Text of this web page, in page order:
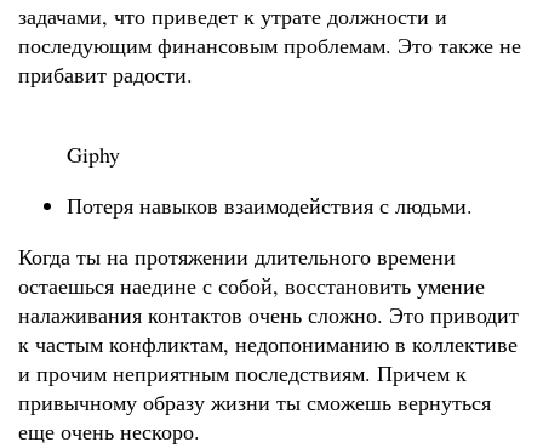
задачами, что приведет к утрате должности и
последующим финансовым проблемам. Это также не
прибавит радости.
Giphy
Потеря навыков взаимодействия с людьми.
Когда ты на протяжении длительного времени
остаешься наедине с собой, восстановить умение
налаживания контактов очень сложно. Это приводит
к частым конфликтам, недопониманию в коллективе
и прочим неприятным последствиям. Причем к
привычному образу жизни ты сможешь вернуться
еще очень нескоро.